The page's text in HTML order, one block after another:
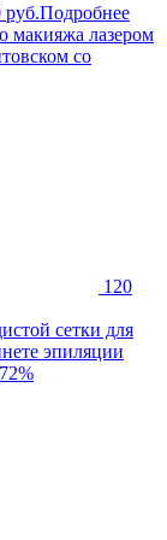
руб.Подробнее
макияжа лазером
со
120
сетки для
эпиляции